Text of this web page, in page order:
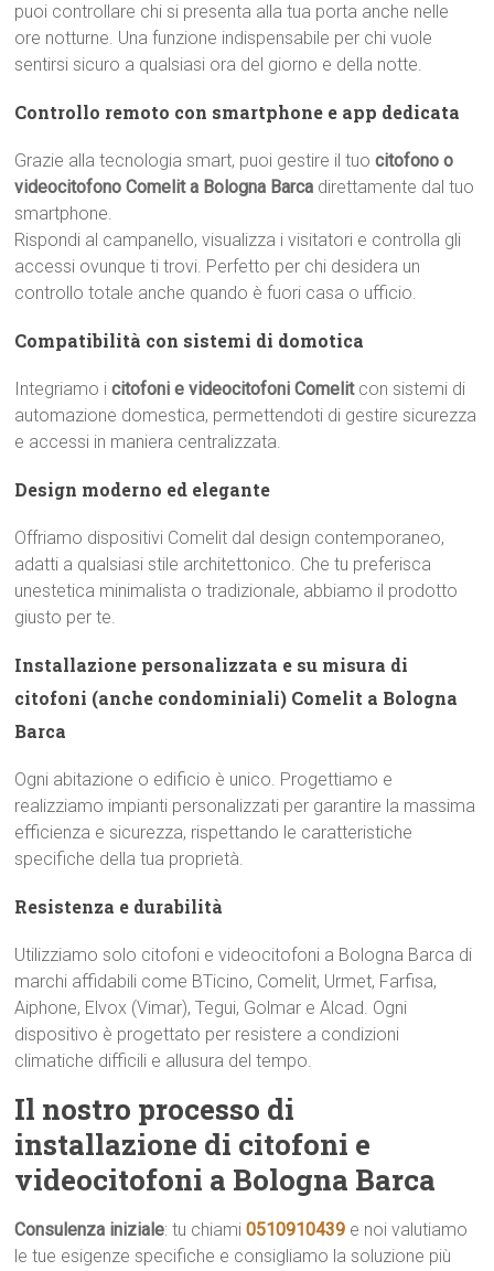
puoi controllare chi si presenta alla tua porta anche nelle
ore notturne. Una funzione indispensabile per chi vuole
sentirsi sicuro a qualsiasi ora del giorno e della notte.
Controllo remoto con smartphone e app dedicata
Grazie alla tecnologia smart, puoi gestire il tuocitofono o
videocitofono Comelit a Bologna Barca direttamente dal tuo
smartphone.
Rispondi al campanello, visualizza i visitatori e controlla gli
accessi ovunque ti trovi. Perfetto per chi desidera un
controllo totale anche quando è fuori casa o ufficio.
Compatibilità con sistemi di domotica
Integriamo icitofoni e videocitofoni Comelitcon sistemi di
automazione domestica, permettendoti di gestire sicurezza
e accessi in maniera centralizzata.
Design moderno ed elegante
Offriamo dispositivi Comelit dal design contemporaneo,
adatti a qualsiasi stile architettonico. Che tu preferisca
unestetica minimalista o tradizionale, abbiamo il prodotto
giusto per te.
Installazione personalizzata e su misura di
citofoni (anche condominiali) Comelit a Bologna
Barca
Ogni abitazione o edificio è unico. Progettiamo e
realizziamo impianti personalizzati per garantire la massima
efficienza e sicurezza, rispettando le caratteristiche
specifiche della tua proprietà.
Resistenza e durabilità
Utilizziamo solo citofoni e videocitofoni a Bologna Barca di
marchi affidabili come BTicino, Comelit, Urmet, Farfisa,
Aiphone, Elvox (Vimar), Tegui, Golmar e Alcad. Ogni
dispositivo è progettato per resistere a condizioni
climatiche difficili e allusura del tempo.
Il nostro processo di
installazione di citofoni e
videocitofoni a Bologna Barca
Consulenza iniziale: tu chiami0510910439 e noi valutiamo
le tue esigenze specifiche e consigliamo la soluzione più